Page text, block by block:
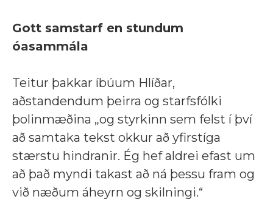
Gott samstarf en stundum
óasammála
Teitur þakkar íbúum Hlíðar,
aðstandendum þeirra og starfsfólki
þolinmæðina „og styrkinn sem felst í því
að samtaka tekst okkur að yfirstíga
stærstu hindranir. Ég hef aldrei efast um
að það myndi takast að ná þessu fram og
við næðum áheyrn og skilningi.“